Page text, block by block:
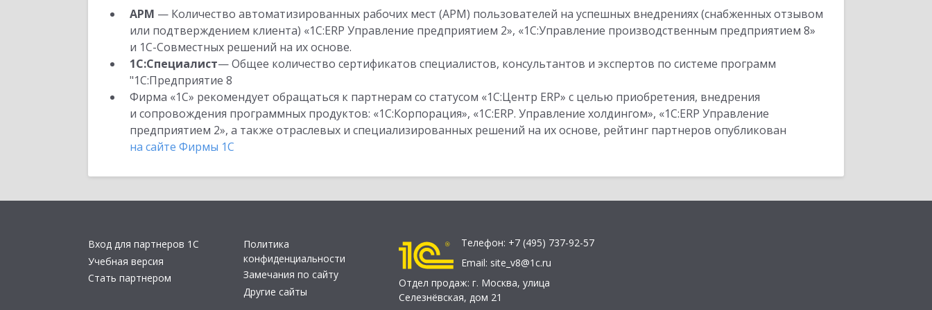
АРМ — Количество автоматизированных рабочих мест (АРМ) пользователей на успешных внедрениях (снабженных отзывом
или подтверждением клиента) «1С:ERP Управление предприятием 2», «1С:Управление производственным предприятием 8»
и 1С-Совместных решений на их основе.
1С:Специалист— Общее количество сертификатов специалистов, консультантов и экспертов по системе программ
"1С:Предприятие 8
Фирма «1С» рекомендует обращаться к партнерам со статусом «1С:Центр ERP» с целью приобретения, внедрения
и сопровождения программных продуктов: «1С:Корпорация», «1С:ERP. Управление холдингом», «1С:ERP Управление
предприятием 2», а также отраслевых и специализированных решений на их основе, рейтинг партнеров опубликован
на сайте Фирмы 1С
Вход для партнеров 1С
Учебная версия
Стать партнером
Политика
конфиденциальности
Замечания по сайту
Другие сайты
Телефон: +7 (495) 737-92-57
Email: site_v8@1c.ru
Отдел продаж: г. Москва, улица
Селезнёвская, дом 21